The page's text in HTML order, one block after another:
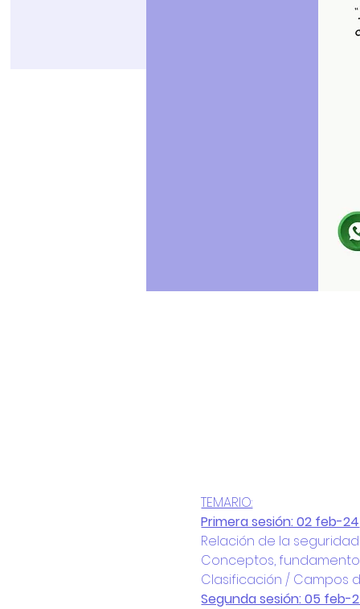
TEMARIO:
Primera sesión: 02 feb-24
Relación de la
Conceptos,
Clasificación / Campos
Segunda sesión: 05 feb-